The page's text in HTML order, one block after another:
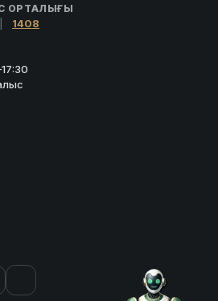
ОРТАЛЫҒЫ
1408